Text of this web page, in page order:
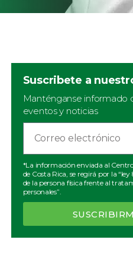
Suscribete a
Manténganse informado
eventos y noticias
*La información enviada al
de Costa Rica, se regirá por la
de la persona física frente al
personales”.